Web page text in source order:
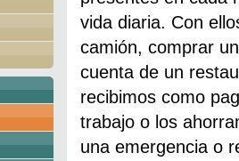
vida diaria. Con
camión, comprar
cuenta de un
recibimos como
trabajo o los
una emergencia o